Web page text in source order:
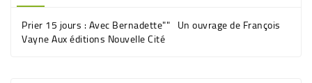
Prier 15 jours : Avec Bernadette"" Un ouvrage de François
Vayne Aux éditions Nouvelle Cité